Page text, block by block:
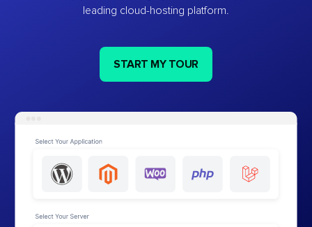
leading cloud-hosting platform.
START MY TOUR